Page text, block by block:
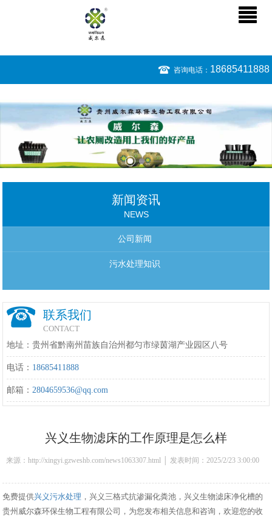
咨询电话： 18685411888
新闻资讯
NEWS
公司新闻
污水处理知识
联系我们
CONTACT
地址：贵州省黔南州苗族自治州都匀市绿茵湖产业园区八号
电话： 18685411888
邮箱： 2804659536@qq.com
兴义生物滤床的工作原理是怎么样
来源：http://xingyi.gzweshb.com/news1063307.html │ 发表时间：2025/2/23 3:00:00
免费提供兴义污水处理 ，兴义三格式抗渗漏化粪池，兴义生物滤床净化槽的
贵州威尔森环保生物工程有限公司，为您发布相关信息和咨询，欢迎您的收